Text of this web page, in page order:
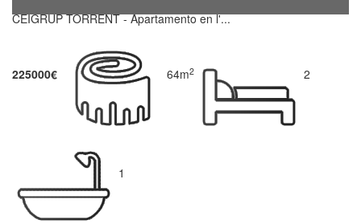
CEIGRUP TORRENT - Apartamento en l'...
225000€ 64m2 2
1